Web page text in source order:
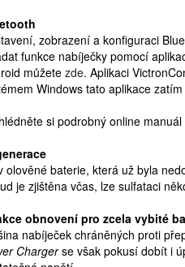
zobrazení a konfiguraci
funkce nabíječky pomocí
můžetezde. Aplikaci
Windows tato aplikace
si podrobný online
olověné baterie, která už byla
je zjištěna včas, lze sulfataci
obnovení pro zcela vybité
nabíječek chráněných proti
Chargerse však pokusí dobít i